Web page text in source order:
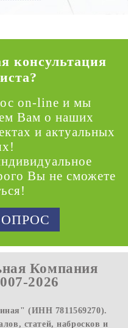
консультация
on-line и мы
Вам о наших
и актуальных
Вы не сможете
Компания
2026
(ИНН 7811569270).
статей, набросков и